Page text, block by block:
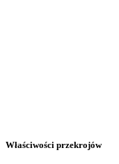
Właściwości przekrojów